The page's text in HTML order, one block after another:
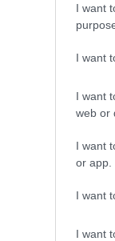
I want
I want
I want
web or
I want
or app.
I want
I want
fontos a